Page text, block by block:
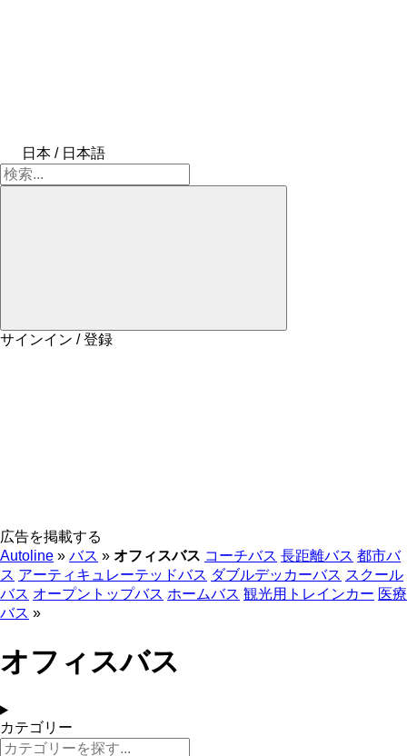
日本 / 日本語
サインイン / 登録
広告を掲載する
Autoline » バス » オフィスバス コーチバス 長距離バス 都市バ
ス アーティキュレーテッドバス ダブルデッカーバス スクール
バス オープントップバス ホームバス 観光用トレインカー 医療
バス »
オフィスバス
カテゴリー